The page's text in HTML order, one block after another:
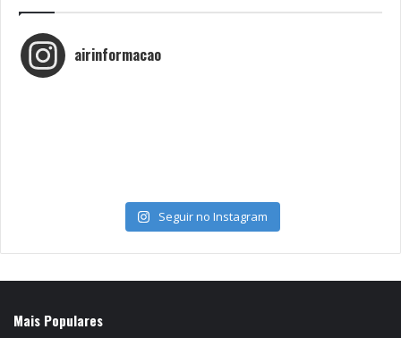
airinformacao
Seguir no Instagram
Mais Populares